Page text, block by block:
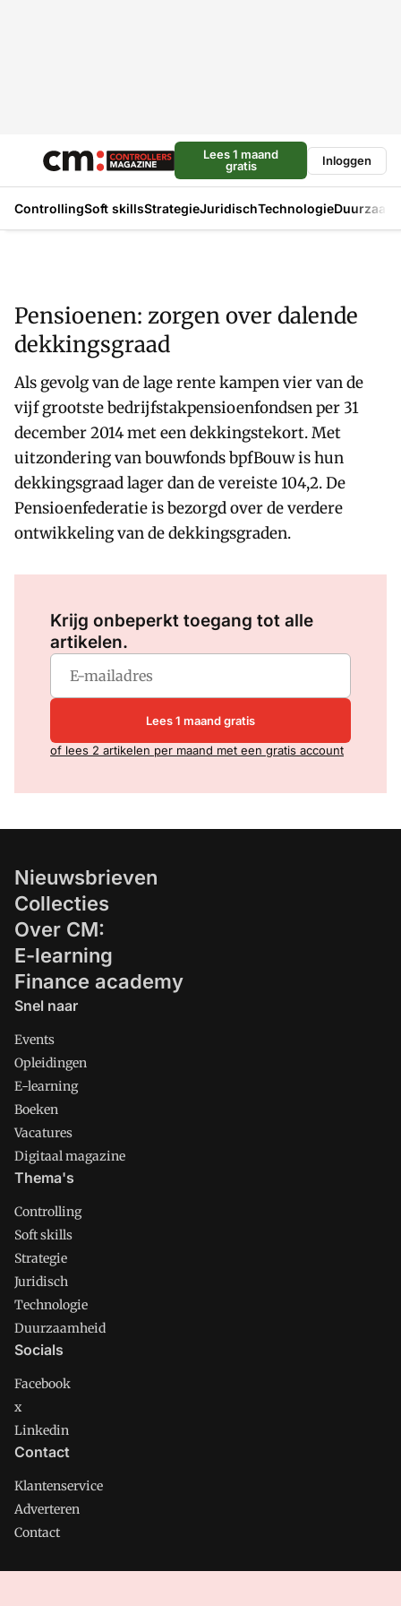
Lees 1 maand
gratis
Inloggen
ControllingSoft skillsStrategieJuridischTechnologie
Pensioenen: zorgen over dalende
dekkingsgraad
Als gevolg van de lage rente kampen vier van de
vijf grootste bedrijfstakpensioenfondsen per 31
december 2014 met een dekkingstekort. Met
uitzondering van bouwfonds bpfBouw is hun
dekkingsgraad lager dan de vereiste 104,2. De
Pensioenfederatie is bezorgd over de verdere
ontwikkeling van de dekkingsgraden.
Krijg onbeperkt toegang tot alle
artikelen.
Lees 1 maand gratis
of lees 2 artikelen per maand met een gratis account
Nieuwsbrieven
Collecties
Over CM:
E-learning
Finance academy
Snel naar
Events
Opleidingen
E-learning
Boeken
Vacatures
Digitaal magazine
Thema's
Controlling
Soft skills
Strategie
Juridisch
Technologie
Duurzaamheid
Socials
Facebook
x
Linkedin
Contact
Klantenservice
Adverteren
Contact